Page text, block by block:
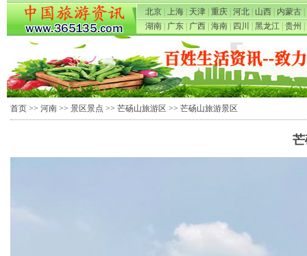
北京 上海 天津 重庆 河北 山西 内蒙古
湖南
广东 广西 海南 四川 黑龙江 贵州
首页 >> 河南 >> 景区景点 >> 芒砀山旅游区 >> 芒砀山旅游景区